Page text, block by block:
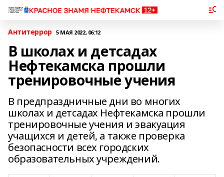
Антитеррор 5 МАЯ 2022, 06:12
В школах и детсадах
Нефтекамска прошли
тренировочные учения
В предпраздничные дни во многих
школах и детсадах Нефтекамска прошли
тренировочные учения и эвакуация
учащихся и детей, а также проверка
безопасности всех городских
образовательных учреждений.